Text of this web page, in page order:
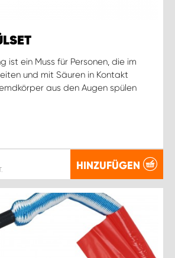
ist ein Muss für Personen, die im
und mit Säuren in Kontakt
aus den Augen spülen
HINZUFÜGEN